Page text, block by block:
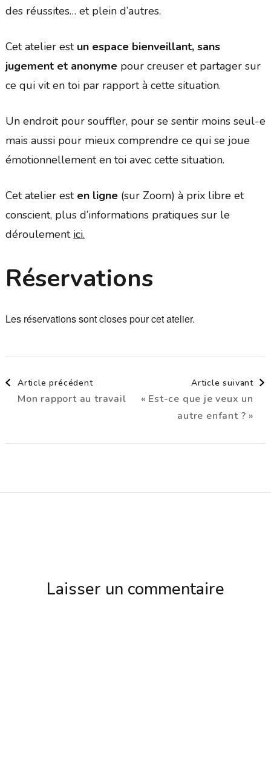
des réussites… et plein d’autres.
Cet atelier est un espace bienveillant, sans
jugement et anonymepour creuser et partager sur
ce qui vit en toi par rapport à cette situation.
Un endroit pour souffler, pour se sentir moins seul-e
mais aussi pour mieux comprendre ce qui se joue
émotionnellement en toi avec cette situation.
Cet atelier esten ligne(sur Zoom) à prix libre et
conscient, plus d’informations pratiques sur le
déroulement ici.
Réservations
Les réservations sont closes pour cet atelier.
Navigation
d'article
Article précédent
Mon rapport au travail
Article suivant
« Est-ce que je veux un
autre enfant ? »
Laisser un commentaire